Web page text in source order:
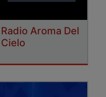
Radio Aroma Del
Cielo